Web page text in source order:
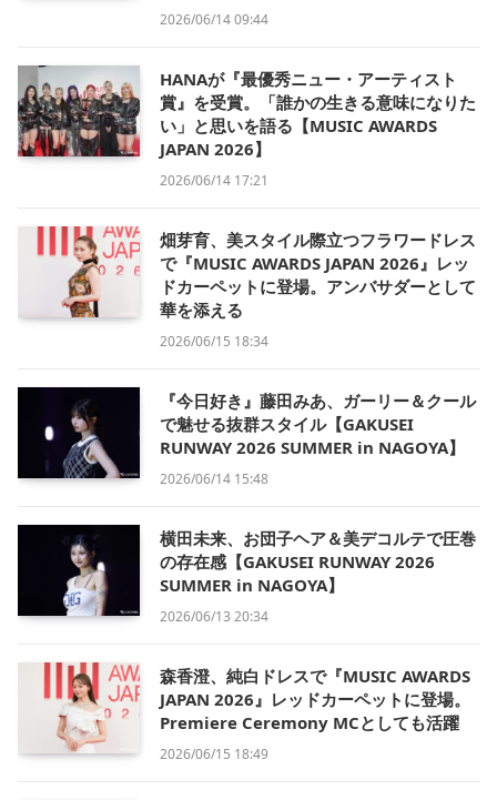
2026/06/14 09:44
HANAが『最優秀ニュー・アーティスト
賞』を受賞。「誰かの生きる意味になりた
い」と思いを語る【MUSIC AWARDS
JAPAN 2026】
2026/06/14 17:21
畑芽育、美スタイル際立つフラワードレス
で『MUSIC AWARDS JAPAN 2026』レッ
ドカーペットに登場。アンバサダーとして
華を添える
2026/06/15 18:34
『今日好き』藤田みあ、ガーリー＆クール
で魅せる抜群スタイル【GAKUSEI
RUNWAY 2026 SUMMER in NAGOYA】
2026/06/14 15:48
横田未来、お団子ヘア＆美デコルテで圧巻
の存在感【GAKUSEI RUNWAY 2026
SUMMER in NAGOYA】
2026/06/13 20:34
森香澄、純白ドレスで『MUSIC AWARDS
JAPAN 2026』レッドカーペットに登場。
Premiere Ceremony MCとしても活躍
2026/06/15 18:49